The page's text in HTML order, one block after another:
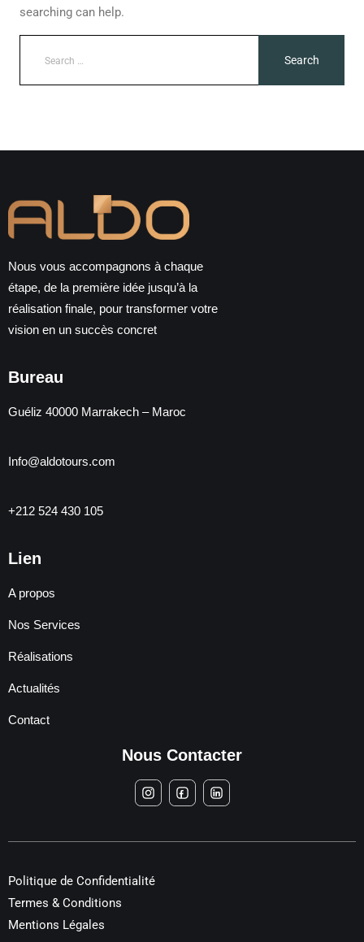
searching can help.
Nous vous accompagnons à chaque
étape, de la première idée jusqu’à la
réalisation finale, pour transformer votre
vision en un succès concret
Bureau
Guéliz 40000 Marrakech – Maroc
Info@aldotours.com
+212 524 430 105
Lien
A propos
Nos Services
Réalisations
Actualités
Contact
Nous Contacter
Politique de Confidentialité
Termes & Conditions
Mentions Légales